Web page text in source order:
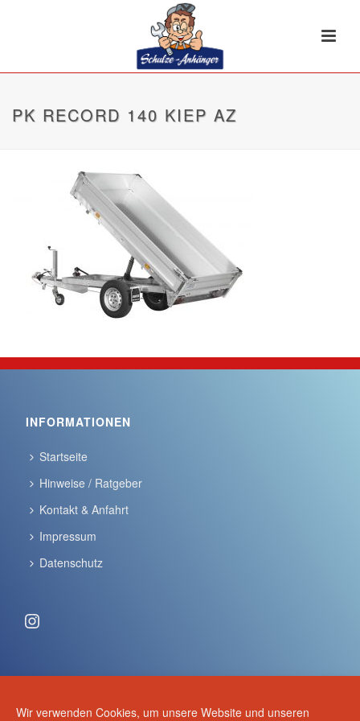
Wir verwenden Cookies, um unsere Website und unseren
PK RECORD 140 KIEP AZ
INFORMATIONEN
Startseite
Hinweise / Ratgeber
Kontakt & Anfahrt
Impressum
Datenschutz
Instagram